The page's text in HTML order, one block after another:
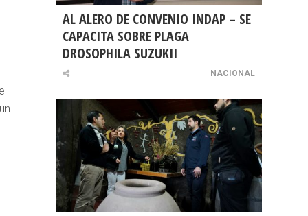
AL ALERO DE CONVENIO INDAP – SE
CAPACITA SOBRE PLAGA
DROSOPHILA SUZUKII
NACIONAL